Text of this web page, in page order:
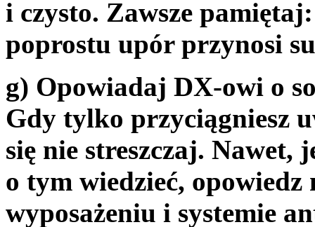
i czysto. Zawsze
poprostu upór przynosi
g) Opowiadaj DX-owi o
Gdy tylko przyciągniesz
się nie streszczaj. Nawet,
o tym wiedzieć,
wyposażeniu i systemie